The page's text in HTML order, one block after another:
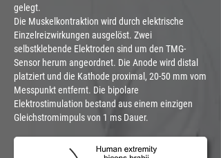
gelegt.
Die Muskelkontraktion wird durch elektrische
Einzelreizwirkungen ausgelöst. Zwei
selbstklebende Elektroden sind um den TMG-
Sensor herum angeordnet. Die Anode wird distal
platziert und die Kathode proximal, 20-50 mm vom
Messpunkt entfernt. Die bipolare
Elektrostimulation bestand aus einem einzigen
Gleichstromimpuls von 1 ms Dauer.